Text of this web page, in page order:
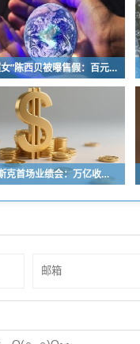
“超女”陈西贝被曝售假：百元羽绒服号称鹅绒实为廉价飞丝，直播间卖出超百万元
马斯克首场业绩会：万亿收入将提前一年达成